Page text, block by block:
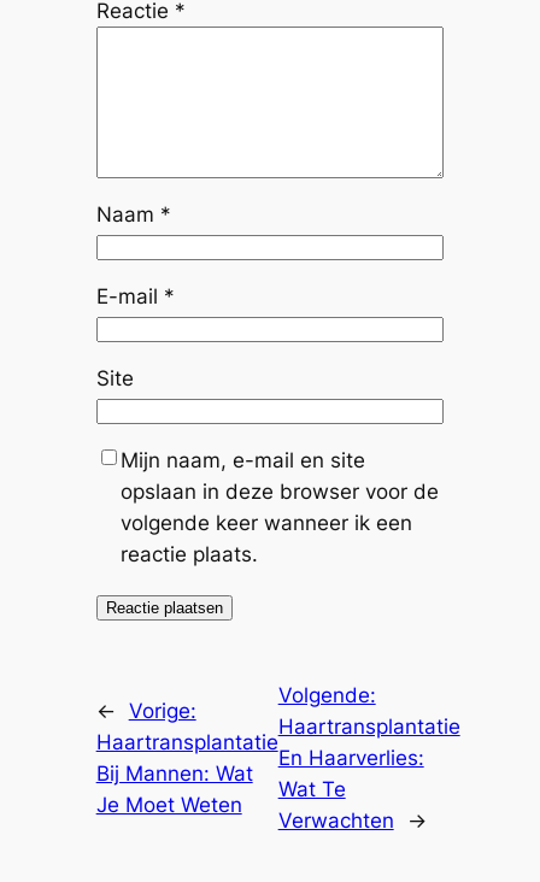
Reactie *
Naam *
E-mail *
Site
Mijn naam, e-mail en site
opslaan in deze browser voor de
volgende keer wanneer ik een
reactie plaats.
← Vorige:
Haartransplantatie
Bij Mannen: Wat
Je Moet Weten
Volgende:
Haartransplantatie
En Haarverlies:
Wat Te
Verwachten
→